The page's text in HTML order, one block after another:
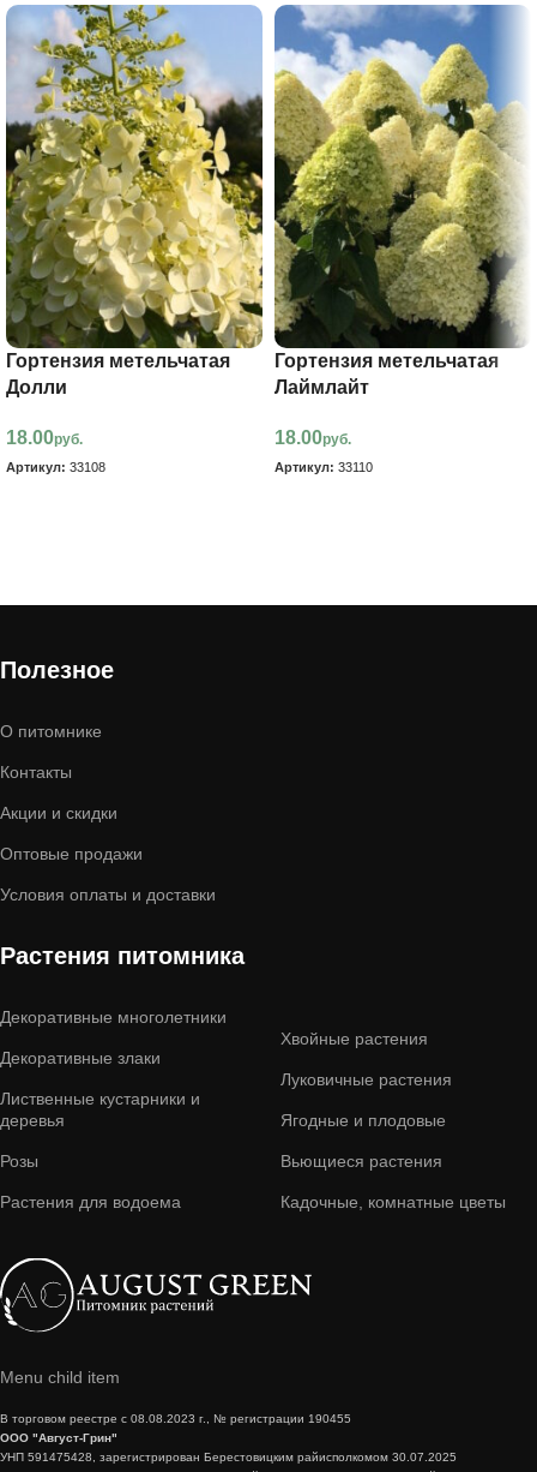
Гортензия метельчатая
Долли
18.00руб.
Артикул: 33108
Гортензия метельчатая
Лаймлайт
18.00руб.
Артикул: 33110
Полезное
О питомнике
Контакты
Акции и скидки
Оптовые продажи
Условия оплаты и доставки
Растения питомника
Декоративные многолетники
Декоративные злаки
Лиственные кустарники и
деревья
Розы
Растения для водоема
Хвойные растения
Луковичные растения
Ягодные и плодовые
Вьющиеся растения
Кадочные, комнатные цветы
Menu child item
В торговом реестре с 08.08.2023 г., № регистрации 190455
ООО "Август-Грин"
УНП 591475428, зарегистрирован Берестовицким райисполкомом 30.07.2025